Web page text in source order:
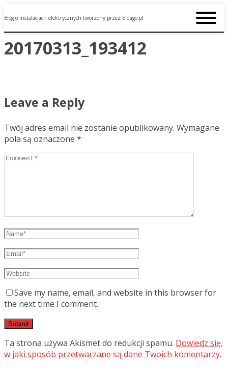
Blog o instalacjach elektrycznych tworzony przez Eldago.pl
20170313_193412
Leave a Reply
Twój adres email nie zostanie opublikowany. Wymagane
pola są oznaczone *
Save my name, email, and website in this browser for
the next time I comment.
Ta strona używa Akismet do redukcji spamu. Dowiedz się,
w jaki sposób przetwarzane są dane Twoich komentarzy.